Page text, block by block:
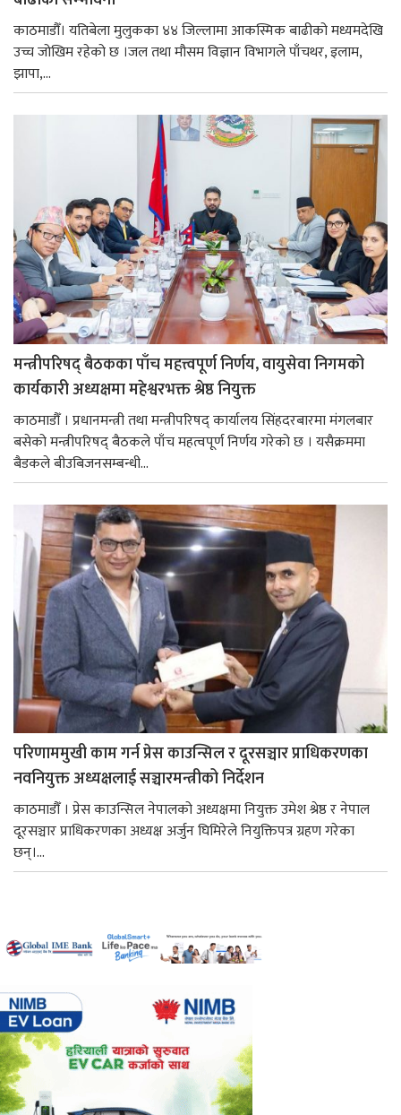
काठमाडौँ। यतिबेला मुलुकका ४४ जिल्लामा आकस्मिक बाढीको मध्यमदेखि
उच्च जोखिम रहेको छ ।जल तथा मौसम विज्ञान विभागले पाँचथर, इलाम,
झापा,...
मन्त्रीपरिषद् बैठकका पाँच महत्त्वपूर्ण निर्णय, वायुसेवा निगमको
कार्यकारी अध्यक्षमा महेश्वरभक्त श्रेष्ठ नियुक्त
काठमाडौँ । प्रधानमन्त्री तथा मन्त्रीपरिषद् कार्यालय सिंहदरबारमा मंगलबार
बसेको मन्त्रीपरिषद् बैठकले पाँच महत्वपूर्ण निर्णय गरेको छ । यसैक्रममा
बैडकले बीउबिजनसम्बन्धी...
परिणाममुखी काम गर्न प्रेस काउन्सिल र दूरसञ्चार प्राधिकरणका
नवनियुक्त अध्यक्षलाई सञ्चारमन्त्रीको निर्देशन
काठमाडौँ । प्रेस काउन्सिल नेपालको अध्यक्षमा नियुक्त उमेश श्रेष्ठ र नेपाल
दूरसञ्चार प्राधिकरणका अध्यक्ष अर्जुन घिमिरेले नियुक्तिपत्र ग्रहण गरेका
छन्।...